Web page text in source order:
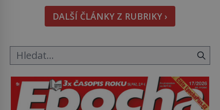
hmatatelnějšího. Naprosto rekordní kometu!
Astronomové Pedro Bernardinelli a Gary Bernstein
mravenčí prací zkoumají archivní snímky v rámci
DALŠÍ ČLÁNKY Z RUBRIKY ›